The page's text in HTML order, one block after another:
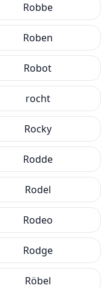
Robbe
Roben
Robot
rocht
Rocky
Rodde
Rodel
Rodeo
Rodge
Röbel